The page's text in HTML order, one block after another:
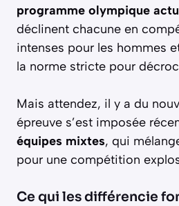
programme olympique
déclinent chacune en
intenses pour les hommes
la norme stricte pour
Mais attendez, il y a du
épreuve s’est imposée
équipes mixtes, qui
pour une compétition
Ce qui les différencie